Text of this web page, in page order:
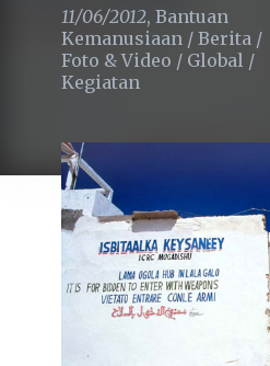
11/06/2012, Bantuan
Kemanusiaan / Berita /
Foto & Video / Global /
Kegiatan